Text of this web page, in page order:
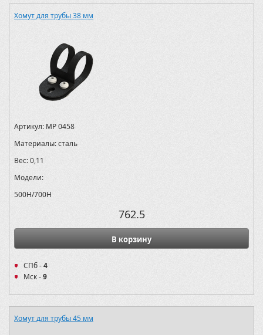
Хомут для трубы 38 мм
Артикул: MP 0458
Материалы:сталь
Вес:0,11
Модели:
500H/700H
762.5
В корзину
СПб -4
Мск -9
Хомут для трубы 45 мм